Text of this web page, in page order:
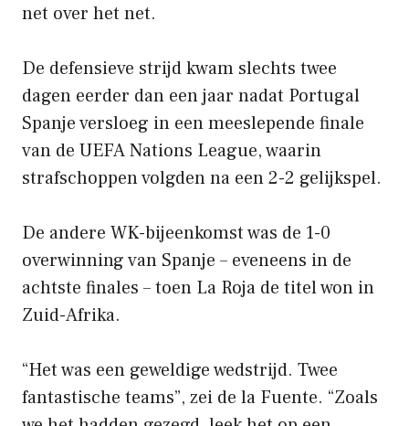
net over het net.
De defensieve strijd kwam slechts twee
dagen eerder dan een jaar nadat Portugal
Spanje versloeg in een meeslepende finale
van de UEFA Nations League, waarin
strafschoppen volgden na een 2-2 gelijkspel.
De andere WK-bijeenkomst was de 1-0
overwinning van Spanje – eveneens in de
achtste finales – toen La Roja de titel won in
Zuid-Afrika.
“Het was een geweldige wedstrijd. Twee
fantastische teams”, zei de la Fuente. “Zoals